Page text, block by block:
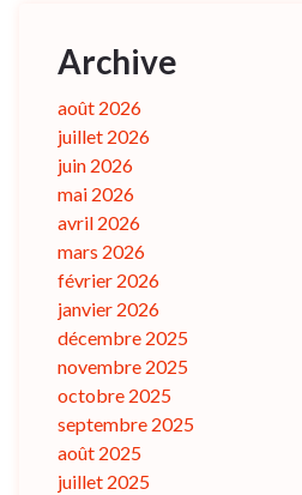
Archive
août 2026
juillet 2026
juin 2026
mai 2026
avril 2026
mars 2026
février 2026
janvier 2026
décembre 2025
novembre 2025
octobre 2025
septembre 2025
août 2025
juillet 2025